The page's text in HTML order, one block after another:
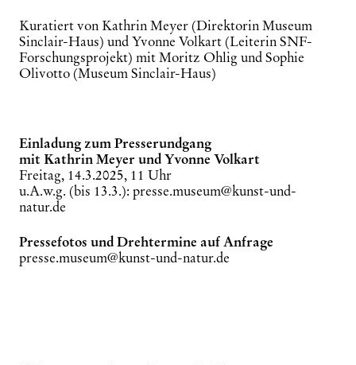
Kuratiert von Kathrin Meyer (Direktorin Museum
Sinclair-Haus) und Yvonne Volkart (Leiterin SNF-
Forschungsprojekt) mit Moritz Ohlig und Sophie
Olivotto (Museum Sinclair-Haus)
Einladung zum Presserundgang
mit Kathrin Meyer und Yvonne Volkart
Freitag, 14.3.2025, 11 Uhr
u.A.w.g. (bis 13.3.): presse.museum@kunst-und-
natur.de
Pressefotos und Drehtermine auf Anfrage
presse.museum@kunst-und-natur.de